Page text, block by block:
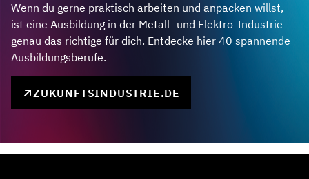
Wenn du gerne praktisch arbeiten und anpacken willst,
ist eine Ausbildung in der Metall- und Elektro-Industrie
genau das richtige für dich. Entdecke hier 40 spannende
Ausbildungsberufe.
ZUKUNFTSINDUSTRIE.DE